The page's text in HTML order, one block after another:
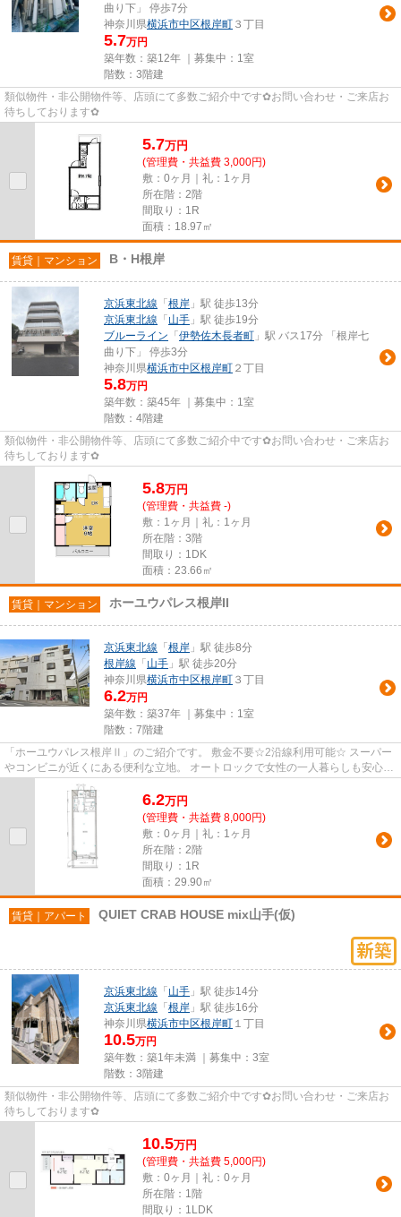
曲り下」 停歩7分
神奈川県横浜市中区根岸町 ３丁目
5.7万円
築年数：築12年 ｜募集中： 1室
階数：3階建
類似物件・非公開物件等、店頭にて多数ご紹介中です✿お問い合わせ・ご来店お
待ちしております✿
5.7万円
(管理費・共益費 3,000円)
敷：0ヶ月｜礼：1ヶ月
所在階：2階
間取り：1R
面積：18.97㎡
賃貸｜マンション B・H根岸
京浜東北線 「 根岸 」駅 徒歩13分
京浜東北線 「 山手 」駅 徒歩19分
ブルーライン 「 伊勢佐木長者町 」駅 バス17分 「根岸七
曲り下」 停歩3分
神奈川県横浜市中区根岸町 ２丁目
5.8万円
築年数：築45年 ｜募集中： 1室
階数：4階建
類似物件・非公開物件等、店頭にて多数ご紹介中です✿お問い合わせ・ご来店お
待ちしております✿
5.8万円
(管理費・共益費 -)
敷：1ヶ月｜礼：1ヶ月
所在階：3階
間取り：1DK
面積：23.66㎡
賃貸｜マンション ホーユウパレス根岸II
京浜東北線 「 根岸 」駅 徒歩8分
根岸線 「 山手 」駅 徒歩20分
神奈川県横浜市中区根岸町 ３丁目
6.2万円
築年数：築37年 ｜募集中： 1室
階数：7階建
「ホーユウパレス根岸Ⅱ」のご紹介です。 敷金不要☆2沿線利用可能☆ スーパー
やコンビニが近くにある便利な立地。 オートロックで女性の一人暮らしも安心で
す。 初期費用の分割、その他...
6.2万円
(管理費・共益費 8,000円)
敷：0ヶ月｜礼：1ヶ月
所在階：2階
間取り：1R
面積：29.90㎡
賃貸｜アパート QUIET CRAB HOUSE mix山手(仮)
京浜東北線 「 山手 」駅 徒歩14分
京浜東北線 「 根岸 」駅 徒歩16分
神奈川県横浜市中区根岸町 １丁目
10.5万円
築年数：築1年未満 ｜募集中： 3室
階数：3階建
類似物件・非公開物件等、店頭にて多数ご紹介中です✿お問い合わせ・ご来店お
待ちしております✿
10.5万円
(管理費・共益費 5,000円)
敷：0ヶ月｜礼：0ヶ月
所在階：1階
間取り：1LDK